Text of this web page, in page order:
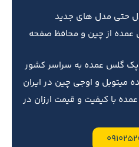
عمده از چین و محافظ صفحه
گلس عمده به سراسر کشور
میتوبل و اوجی چین در ایران
با کیفیت و قیمت ارزان در